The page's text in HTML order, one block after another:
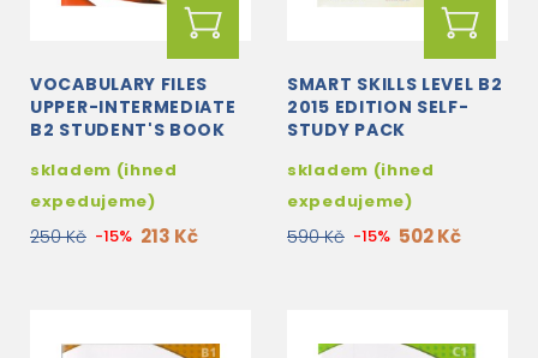
VOCABULARY FILES
UPPER-INTERMEDIATE
B2 STUDENT'S BOOK
skladem (ihned
expedujeme)
250 Kč -15% 213 Kč
SMART SKILLS LEVEL B2
2015 EDITION SELF-
STUDY PACK
skladem (ihned
expedujeme)
590 Kč -15% 502 Kč